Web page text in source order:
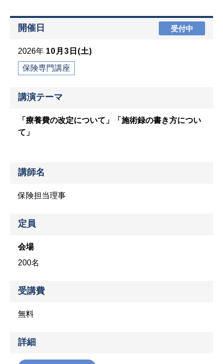
開催日 受付中
2026年 10月3日(土)
保険専門講座
講演テーマ
「療養費の改定について」「施術録の書き方につい
て」
講師名
保険担当理事
定員
会場
200名
受講費
無料
詳細